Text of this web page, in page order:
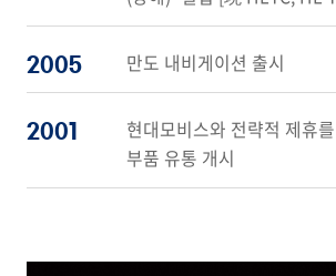
2005 만도 내비게이션 출시
2001
현대모비스와 전략적 제휴
부품 유통 개시